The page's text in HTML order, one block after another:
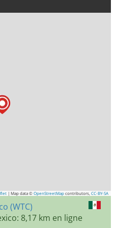
| Map data © OpenStreetMap contributors, CC-BY-SA
(WTC)
8,17 km en ligne